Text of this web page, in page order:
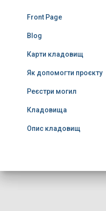
Front Page
Blog
Карти кладовищ
Як допомогти проєкту
Реєстри могил
Кладовища
Опис кладовищ